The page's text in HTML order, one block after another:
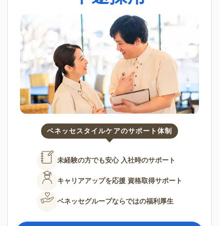
ベネッセスタイルケアのサポート体制
未経験の方でも安心 入社時のサポート
キャリアアップを応援 資格取得サポート
ベネッセグループならではの福利厚生